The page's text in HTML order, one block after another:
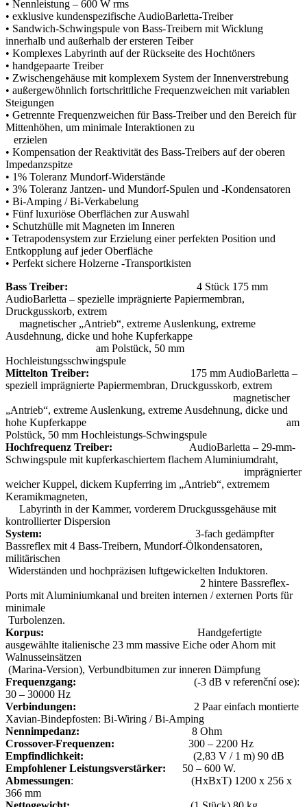
• Nennleistung – 600 W rms
• exklusive kundenspezifische AudioBarletta-Treiber
• Sandwich-Schwingspule von Bass-Treibern mit Wicklung
innerhalb und außerhalb der ersteren Teiber
• Komplexes Labyrinth auf der Rückseite des Hochtöners
• handgepaarte Treiber
• Zwischengehäuse mit komplexem System der Innenverstrebung
• außergewöhnlich fortschrittliche Frequenzweichen mit variablen
Steigungen
• Getrennte Frequenzweichen für Bass-Treiber und den Bereich für
Mittenhöhen, um minimale Interaktionen zu
erzielen
• Kompensation der Reaktivität des Bass-Treibers auf der oberen
Impedanzspitze
• 1% Toleranz Mundorf-Widerstände
• 3% Toleranz Jantzen- und Mundorf-Spulen und -Kondensatoren
• Bi-Amping / Bi-Verkabelung
• Fünf luxuriöse Oberflächen zur Auswahl
• Schutzhülle mit Magneten im Inneren
• Tetrapodensystem zur Erzielung einer perfekten Position und
Entkopplung auf jeder Oberfläche
• Perfekt sichere Holzerne -Transportkisten
Bass Treiber:
4 Stück 175 mm
AudioBarletta – spezielle imprägnierte Papiermembran,
Druckgusskorb, extrem
magnetischer „Antrieb“, extreme Auslenkung, extreme
Ausdehnung, dicke und hohe Kupferkappe
am Polstück, 50 mm
Hochleistungsschwingspule
Mittelton Treiber: 175 mm AudioBarletta –
speziell imprägnierte Papiermembran, Druckgusskorb, extrem
magnetischer
„Antrieb“, extreme Auslenkung, extreme Ausdehnung, dicke und
hohe Kupferkappe am
Polstück, 50 mm Hochleistungs-Schwingspule
Hochfrequenz Treiber: AudioBarletta – 29-mm-
Schwingspule mit kupferkaschiertem flachem Aluminiumdraht,
imprägnierter
weicher Kuppel, dickem Kupferring im „Antrieb“, extremem
Keramikmagneten,
Labyrinth in der Kammer, vorderem Druckgussgehäuse mit
kontrollierter Dispersion
System:
3-fach gedämpfter
Bassreflex mit 4 Bass-Treibern, Mundorf-Ölkondensatoren,
militärischen
Widerständen und hochpräzisen luftgewickelten Induktoren.
2 hintere Bassreflex-
Ports mit Aluminiumkanal und breiten internen / externen Ports für
minimale
Turbolenzen.
Korpus: Handgefertigte
ausgewählte italienische 23 mm massive Eiche oder Ahorn mit
Walnusseinsätzen
(Marina-Version), Verbundbitumen zur inneren Dämpfung
Frequenzgang:
(-3 dB v referenční ose):
30 – 30000 Hz
Verbindungen: 2 Paar einfach montierte
Xavian-Bindepfosten: Bi-Wiring / Bi-Amping
Nennimpedanz: 8 Ohm
Crossover-Frequenzen: 300 – 2200 Hz
Empfindlichkeit: (2,83 V / 1 m) 90 dB
Empfohlener Leistungsverstärker:
50 – 600 W.
Abmessungen: (HxBxT) 1200 x 256 x
366 mm